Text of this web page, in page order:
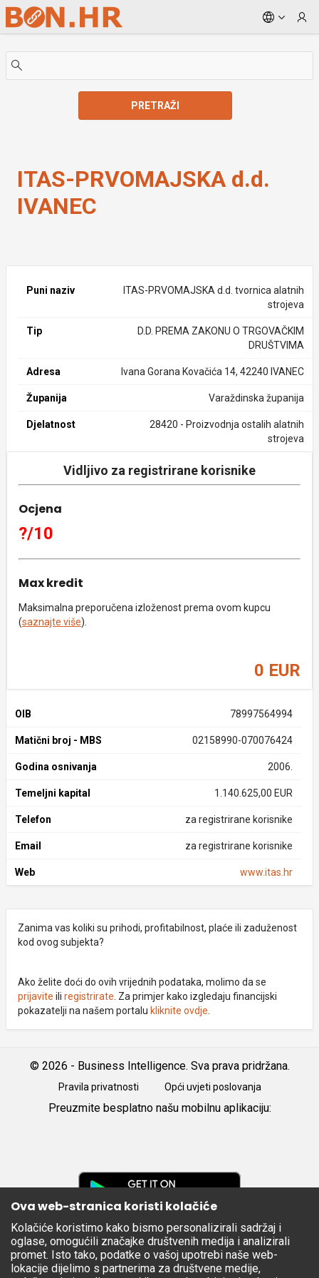
Skip to Main Content
PRETRAŽI
ITAS-PRVOMAJSKA d.d.
IVANEC
Puni naziv
ITAS-PRVOMAJSKA d.d. tvornica alatnih
strojeva
Tip
D.D. PREMA ZAKONU O TRGOVAČKIM
DRUŠTVIMA
Adresa Ivana Gorana Kovačića 14, 42240 IVANEC
Županija Varaždinska županija
Djelatnost
28420 - Proizvodnja ostalih alatnih
strojeva
Vidljivo za registrirane korisnike
Ocjena
?/10
Max kredit
Maksimalna preporučena izloženost prema ovom kupcu
(saznajte više).
0 EUR
OIB 78997564994
Matični broj - MBS 02158990-070076424
Godina osnivanja 2006.
Temeljni kapital 1.140.625,00 EUR
Telefon za registrirane korisnike
Email za registrirane korisnike
Web www.itas.hr
Zanima vas koliki su prihodi, profitabilnost, plaće ili zaduženost
kod ovog subjekta?
Ako želite doći do ovih vrijednih podataka, molimo da se
prijavite ili registrirate . Za primjer kako izgledaju financijski
pokazatelji na našem portalu kliknite ovdje
© 2026 - Business Intelligence. Sva prava pridržana.
Pravila privatnosti Opći uvjeti poslovanja
Preuzmite besplatno našu mobilnu aplikaciju:
Apple
Store
Ova web-stranica koristi kolačiće
Kolačiće koristimo kako bismo personalizirali sadržaj i
oglase, omogućili značajke društvenih medija i analizirali
promet. Isto tako, podatke o vašoj upotrebi naše web-
lokacije dijelimo s partnerima za društvene medije,